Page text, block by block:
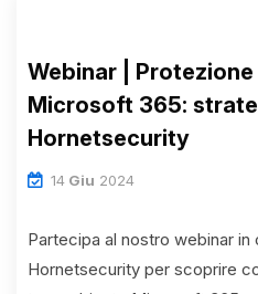
Webinar |
Microsoft 365:
Hornetsecurity
14 Giu 2024
Partecipa al nostro webinar
Hornetsecurity per scoprire